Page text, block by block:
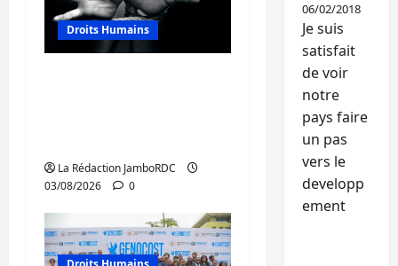
Droits Humains
La Rédaction JamboRDC
03/08/2026
0
06/02/2018
Je suis
satisfait
de voir
notre
pays faire
un pas
vers le
developp
ement